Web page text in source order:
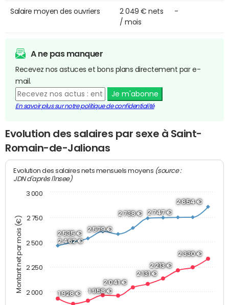
Salaire moyen des ouvriers
2 049 € nets
/ mois
-
A ne pas manquer
Recevez nos astuces et bons plans directement par e-
mail.
Je m'abonne
En savoir plus sur notre politique de confidentialité
Evolution des salaires par sexe à Saint-
Romain-de-Jalionas
Montant net par mois (€)
Evolution des salaires nets mensuels moyens (source :
JDN d'après l'Insee)
1 928 € 1 958 €
2 041 €
2 131 €
2 213 €
2 330 €
2 462 €
2 535 €
2 579 €
2 738 € 2 747 €
2 854 €
2 000
2 250
2 500
2 750
3 000